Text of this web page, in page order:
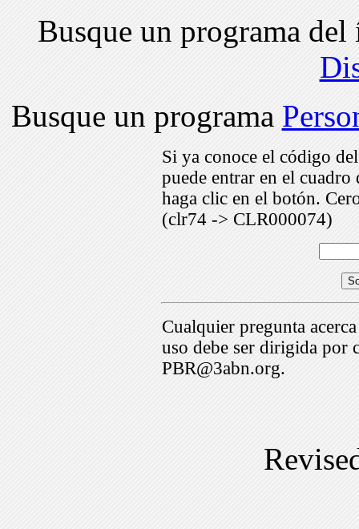
Busque un programa
Busque un programa
Si ya conoce el código
puede entrar en el
haga clic en el botón.
(clr74 -> CLR000074)
Cualquier pregunta
uso debe ser dirigida por
PBR@3abn.org.